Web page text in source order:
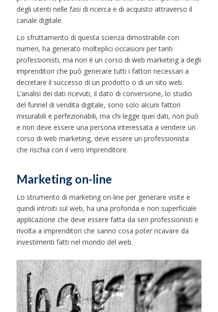
degli utenti nelle fasi di ricerca e di acquisto attraverso il
canale digitale.
Lo sfruttamento di questa scienza dimostrabile con
numeri, ha generato molteplici occasioni per tanti
professionisti, ma non è un corso di web marketing a degli
imprenditori che può generare tutti i fattori necessari a
decretare il successo di un prodotto o di un sito web.
L’analisi dei dati ricevuti, il dato di conversione, lo studio
del funnel di vendita digitale, sono solo alcuni fattori
misurabili e perfezionabili, ma chi legge quei dati, non può
e non deve essere una persona interessata a vendere un
corso di web marketing, deve essere un professionista
che rischia con il vero imprenditore.
Marketing on-line
Lo strumento di marketing on-line per generare visite e
quindi introiti sul web, ha una profonda e non superficiale
applicazione che deve essere fatta da seri professionisti e
rivolta a imprenditori che sanno cosa poter ricavare da
investimenti fatti nel mondo del web.